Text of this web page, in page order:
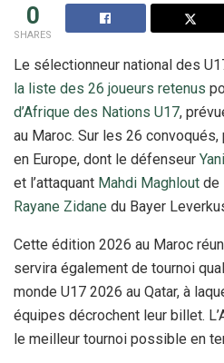
0
SHARES
Le sélectionneur national des
la liste des 26 joueurs retenus
d’Afrique des Nations U17,
au Maroc. Sur les 26
en Europe, dont le défenseur
et l’attaquant Mahdi Maghlout de
Rayane Zidane du Bayer
Cette édition 2026 au Maroc
servira également de tournoi
monde U17 2026 au Qatar, à
équipes décrochent leur billet.
le meilleur tournoi possible en